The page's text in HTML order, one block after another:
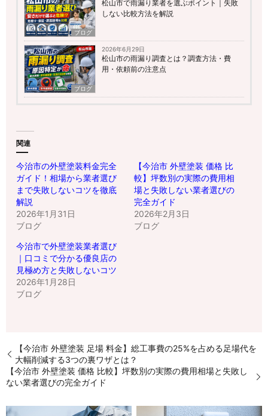
ブログ
松山市で雨漏り業者を選ぶポイント｜失敗
しない比較方法を解説
ブログ
2026年6月29日
松山市の雨漏り調査とは？調査方法・費
用・依頼前の注意点
関連
今治市の外壁塗装料金完全
ガイド！相場から業者選び
まで失敗しないコツを徹底
解説
2026年1月31日
ブログ
【今治市 外壁塗装 価格 比
較】坪数別の実際の費用相
場と失敗しない業者選びの
完全ガイド
2026年2月3日
ブログ
今治市で外壁塗装業者選び
｜口コミで分かる優良店の
見極め方と失敗しないコツ
2026年1月28日
ブログ
【今治市 外壁塗装 足場 料金】総工事費の25%を占める足場代を
大幅削減する3つの裏ワザとは？
【今治市 外壁塗装 価格 比較】坪数別の実際の費用相場と失敗し
ない業者選びの完全ガイド